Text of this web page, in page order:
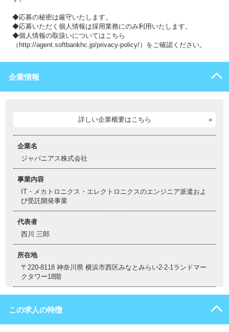
◆応募の秘密は厳守いたします。
◆応募いただく個人情報は採用業務にのみ利用いたします。
◆個人情報の取扱いについてはこちら
（http://agent.softbankhc.jp/privacy-policy/）をご確認ください。
企業情報
詳しい企業概要はこちら
企業名
ジャパニアス株式会社
事業内容
IT・メカトロニクス・エレクトロニクスのエンジニア派遣およ
び受託開発事業
代表者
西川 三郎
所在地
〒220-8118 神奈川県 横浜市西区みなとみらい2-2-1ランドマー
クタワー18階
この求人の特徴